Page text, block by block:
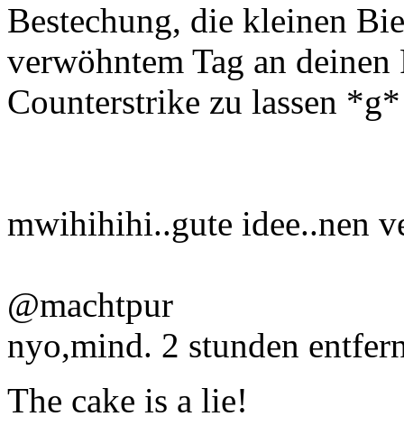
Bestechung, die kleinen
verwöhntem Tag an
Counterstrike zu lassen *g*
mwihihihi..gute idee..nen
@machtpur
nyo,mind. 2 stunden
The cake is a lie!